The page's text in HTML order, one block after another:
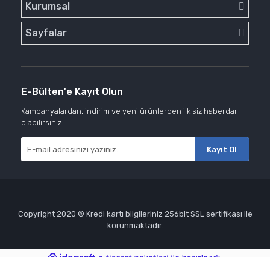
Kurumsal
Sayfalar
E-Bülten'e Kayıt Olun
Kampanyalardan, indirim ve yeni ürünlerden ilk siz haberdar
olabilirsiniz.
Kayıt Ol
Copyright 2020 © Kredi kartı bilgileriniz 256bit SSL sertifikası ile
korunmaktadır.